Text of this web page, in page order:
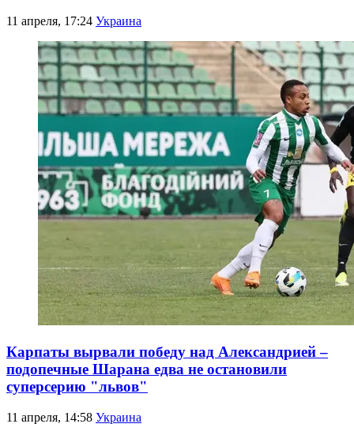
11 апреля, 17:24 Украина
Карпаты вырвали победу над Александрией –
подопечные Шарана едва не остановили
суперсерию "львов"
11 апреля, 14:58 Украина